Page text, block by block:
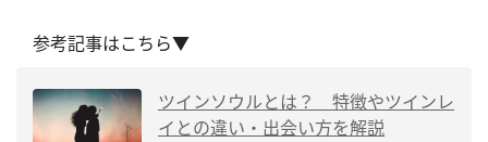
参考記事はこちら▼
ツインソウルとは？ 特徴やツインレ
イとの違い・出会い方を解説